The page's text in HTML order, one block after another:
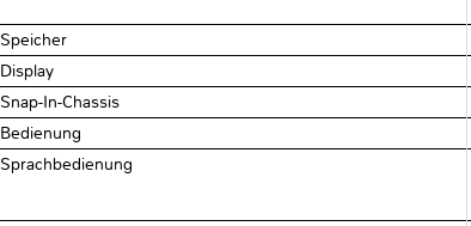
Speicher
Display
Snap-In-Chassis
Bedienung
Sprachbedienung